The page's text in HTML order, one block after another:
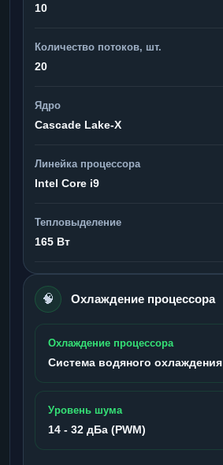
10
Количество потоков, шт.
20
Ядро
Cascade Lake-X
Линейка процессора
Intel Core i9
Тепловыделение
165 Вт
🧠 Охлаждение процессора
Охлаждение процессора
Система водяного охлаждения
Уровень шума
14 - 32 дБа (PWM)